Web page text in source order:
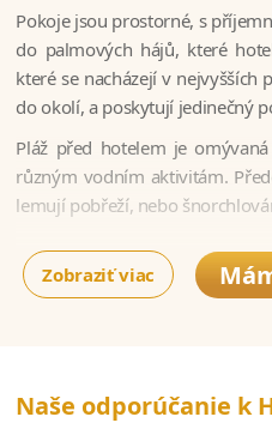
Pokoje jsou prostorné, s
do palmových hájů, které
které se nacházejí v
do okolí, a poskytují jedinečný
Pláž před hotelem je
různým vodním aktivitám.
lemují pobřeží, nebo
Zobraziť viac
Naše odporúčanie k